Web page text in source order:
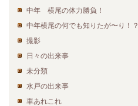
中年 横尾の体力勝負！
中年横尾の何でも知りたが〜り！？
撮影
日々の出来事
未分類
水戸の出来事
車あれこれ